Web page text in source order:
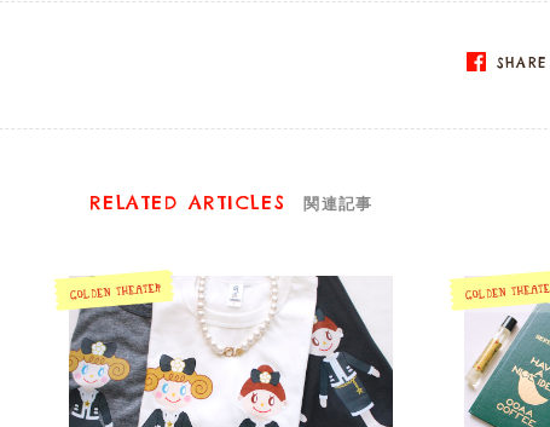
SHARE
RELATED ARTICLES 関連記事